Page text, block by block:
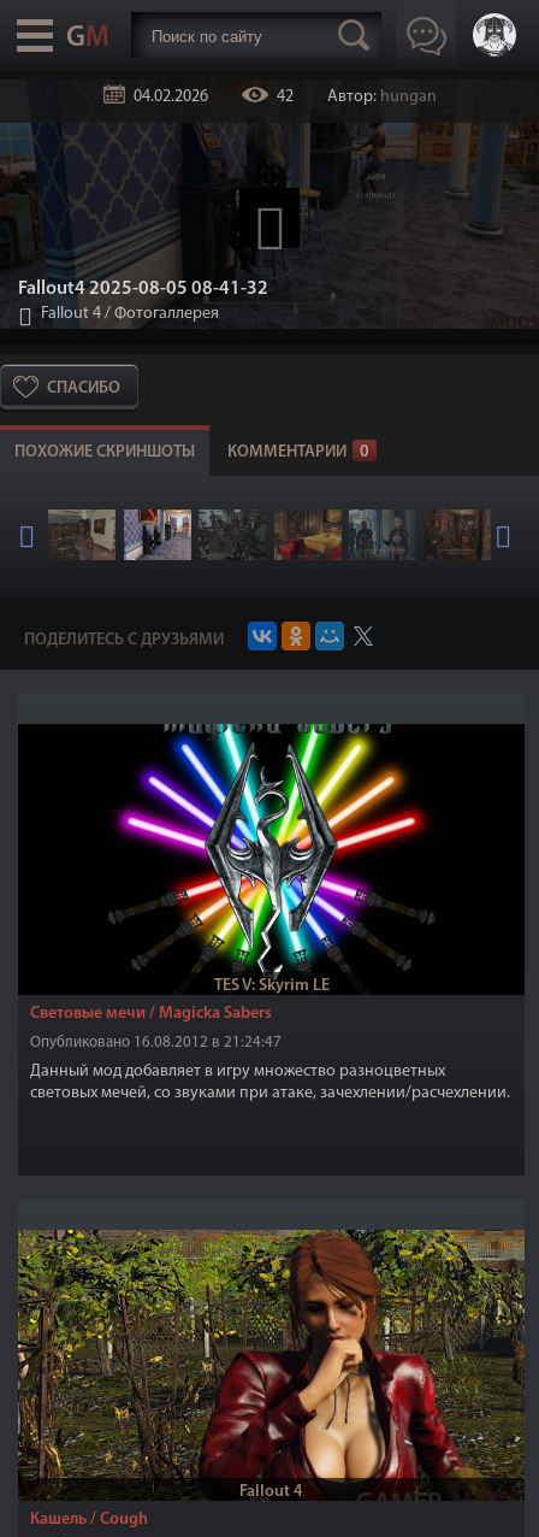
04.02.2026 42 Автор: hungan
Fallout4 2025-08-05 08-41-32
Fallout 4 / Фотогаллерея
СПАСИБО
ПОХОЖИЕ СКРИНШОТЫ КОММЕНТАРИИ 0
ПОДЕЛИТЕСЬ С ДРУЗЬЯМИ
TES V: Skyrim LE
Световые мечи / Magicka Sabers
Опубликовано 16.08.2012 в 21:24:47
Данный мод добавляет в игру множество разноцветных
световых мечей, со звуками при атаке, зачехлении/расчехлении.
Fallout 4
Кашель / Cough